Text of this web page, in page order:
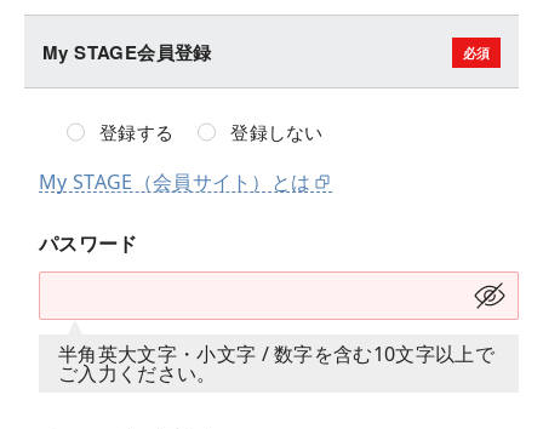
My STAGE会員登録
登録する 登録しない
My STAGE（会員サイト）とは
パスワード
半角英大文字・小文字 / 数字を含む10文字以上で
ご入力ください。